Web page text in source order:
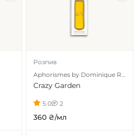
Розпив
Aphorismes by Dominique Ropion
Crazy Garden
5.0 2
360 ₴/мл